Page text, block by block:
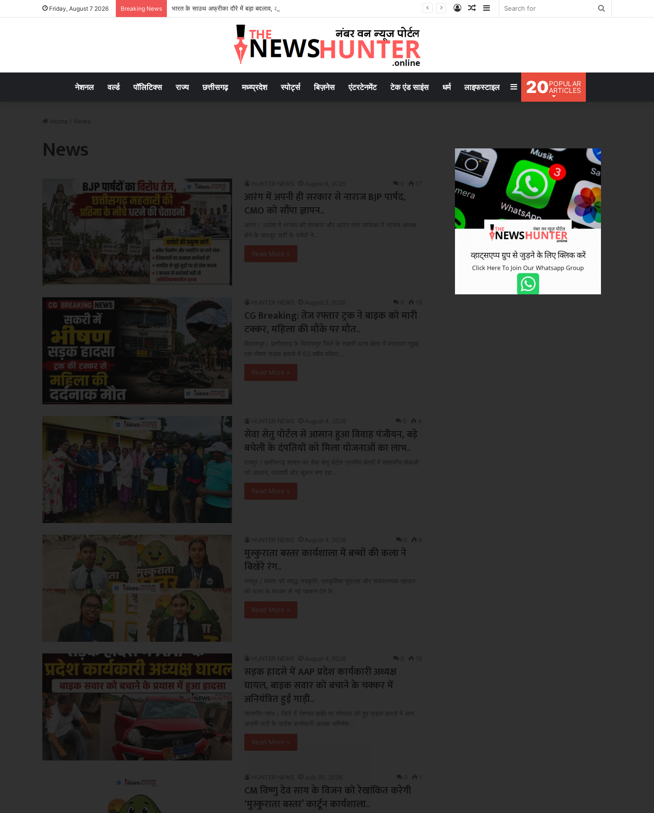
Friday, August 7 2026 Breaking News भारत के साउथ अफ्रीका दौरे में बड़ा बदलाव, अचानक जुड़े 3 नए T20I मैच; देखें पूरा शेड्यूल Sidebar
Random
Log
नेशनल वर्ल्ड पॉलिटिक्स राज्य छत्तीसगढ़ मध्य्प्रदेश स्पोर्ट्स बिज़नेस एंटरटेनमेंट टेक एंड साइंस धर्म लाइफस्टाइल 20POPULAR
ARTICLES
Sidebar
Home / News
News
HUNTER NEWS August 6, 2026 0 17
आरंग में अपनी ही सरकार से नाराज BJP पार्षद,
CMO को सौंपा ज्ञापन..
आरंग। प्रदेश में भाजपा की सरकार और आरंग नगर पालिका में भाजपा अध्यक्ष
होने के बावजूद पार्टी के पार्षदों ने…
Read More »
HUNTER NEWS August 5, 2026 0 19
CG Breaking: तेज रफ्तार ट्रक ने बाइक को मारी
टक्कर, महिला की मौके पर मौत..
बिलासपुर। छत्तीसगढ़ के बिलासपुर जिले के सकरी थाना क्षेत्र में मंगलवार सुबह
एक भीषण सड़क हादसे में 63 वर्षीय महिला…
Read More »
HUNTER NEWS August 4, 2026 0 4
सेवा सेतु पोर्टल से आसान हुआ विवाह पंजीयन, बड़े
बचेली के दंपतियों को मिला योजनाओं का लाभ..
रायपुर / छत्तीसगढ़ शासन का सेवा सेतु पोर्टल ग्रामीण क्षेत्रों में शासकीय सेवाओं
को आसान, पारदर्शी और सुलभ बना रहा…
Read More »
HUNTER NEWS August 4, 2026 0 6
मुस्कुराता बस्तर कार्यशाला में बच्चों की कला ने
बिखेरे रंग..
रायपुर / बस्तर की समृद्ध संस्कृति, प्राकृतिक सुंदरता और सकारात्मक पहचान
को कला के माध्यम से नई पहचान देने के…
Read More »
HUNTER NEWS August 4, 2026 0 15
सड़क हादसे में AAP प्रदेश कार्यकारी अध्यक्ष
घायल, बाइक सवार को बचाने के चक्कर में
अनियंत्रित हुई गाड़ी..
जांजगीर-चांपा। जिले में नेशनल हाईवे पर सोमवार को हुए सड़क हादसे में आम
आदमी पार्टी के प्रदेश कार्यकारी अध्यक्ष अभिषेक…
Read More »
HUNTER NEWS July 30, 2026 0 1
CM विष्णु देव साय के विजन को रेखांकित करेगी
‘मुस्कुराता बस्तर’ कार्टून कार्यशाला..